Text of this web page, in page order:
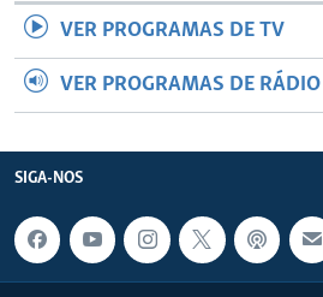
VER PROGRAMAS DE TV
VER PROGRAMAS DE RÁDIO
SIGA-NOS